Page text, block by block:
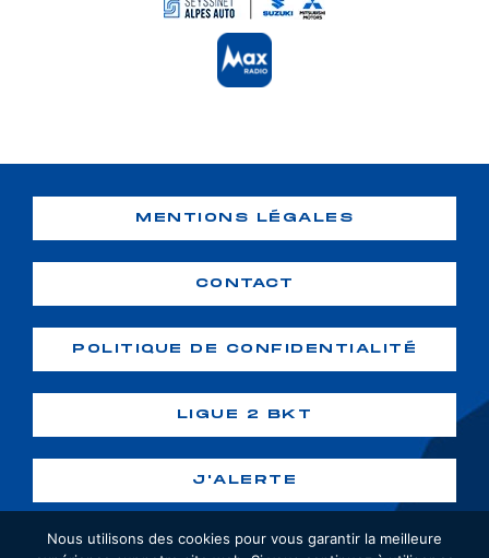
MENTIONS LÉGALES
CONTACT
POLITIQUE DE CONFIDENTIALITÉ
LIGUE 2 BKT
J'ALERTE
Nous utilisons des cookies pour vous garantir la meilleure